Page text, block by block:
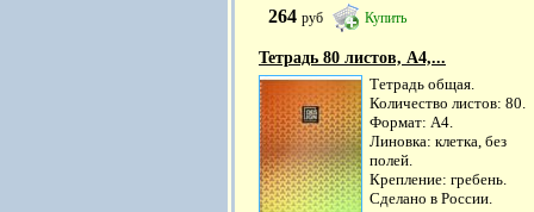
264 руб Купить
Тетрадь 80 листов, А4,...
Тетрадь общая.
Количество листов: 80.
Формат: А4.
Линовка: клетка, без
полей.
Крепление: гребень.
Сделано в России.